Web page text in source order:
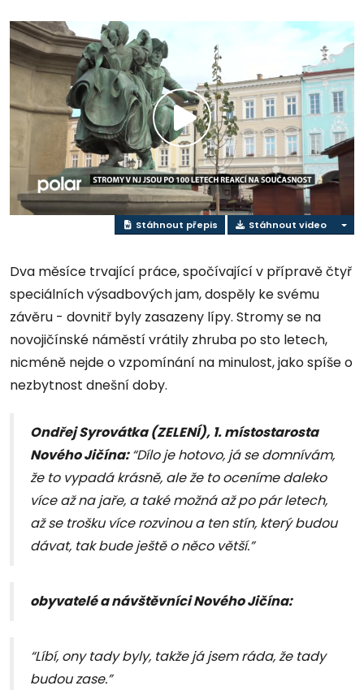
Přehrát
video
Stáhnout přepis Stáhnout video
Dva měsíce trvající práce, spočívající v přípravě čtyř
speciálních výsadbových jam, dospěly ke svému
závěru - dovnitř byly zasazeny lípy. Stromy se na
novojičínské náměstí vrátily zhruba po sto letech,
nicméně nejde o vzpomínání na minulost, jako spíše o
nezbytnost dnešní doby.
Ondřej Syrovátka (ZELENÍ), 1. místostarosta
Nového Jičína:“Dílo je hotovo, já se domnívám,
že to vypadá krásně, ale že to oceníme daleko
více až na jaře, a také možná až po pár letech,
až se trošku více rozvinou a ten stín, který budou
dávat, tak bude ještě o něco větší.”
obyvatelé a návštěvníci Nového Jičína:
“Líbí, ony tady byly, takže já jsem ráda, že tady
budou zase.”